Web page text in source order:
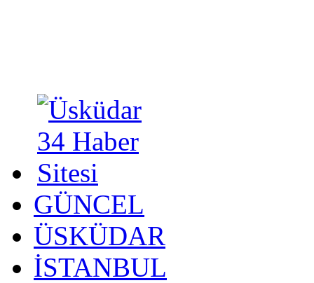
GÜNCEL
ÜSKÜDAR
İSTANBUL